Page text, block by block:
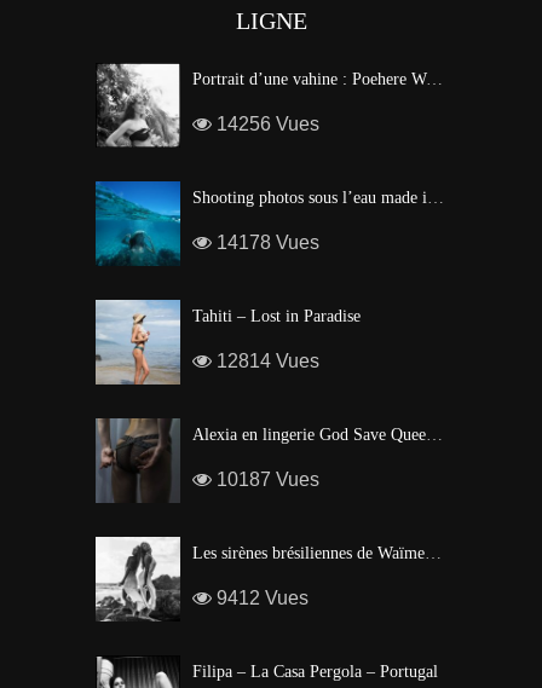
LIGNE
Portrait d’une vahine : Poehere Wilson, Miss Tahiti 2010
14256 Vues
Shooting photos sous l’eau made in Tahiti
14178 Vues
Tahiti – Lost in Paradise
12814 Vues
Alexia en lingerie God Save Queen | Brigade Mondaine – Paris
10187 Vues
Les sirènes brésiliennes de Waïmea Bay – Hawaï
9412 Vues
Filipa – La Casa Pergola – Portugal